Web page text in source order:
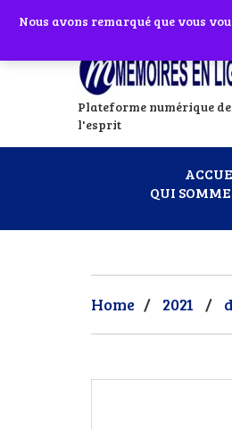
Abonnes toi à
Plateforme numérique
l'esprit
QUI
Home / 2021 /
Nous avons remarqué que vous